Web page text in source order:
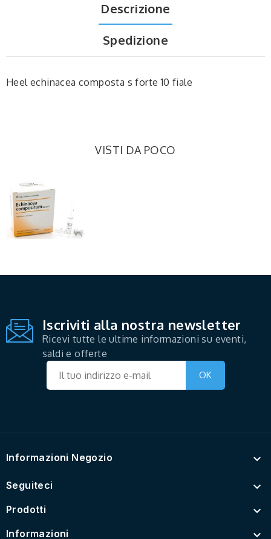
Descrizione
Spedizione
Heel echinacea composta s forte 10 fiale
VISTI DA POCO
Iscriviti alla nostra newsletter
Ricevi tutte le ultime informazioni su eventi,
saldi e offerte
Informazioni Negozio 
Seguiteci 
Prodotti 
Informazioni 